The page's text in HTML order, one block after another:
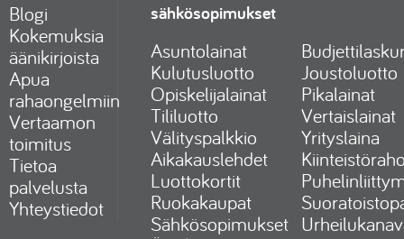
Blogi
Kokemuksia
äänikirjoista
Apua
rahaongelmiin
Vertaamon
toimitus
Tietoa
palvelusta
Yhteystiedot
sähkösopimukset
Asuntolainat
Kulutusluotto
Joustoluotto
Opiskelijalainat
Pikalainat
Tililuotto
Vertaislainat
Välityspalkkio
Yrityslaina
Aikakauslehdet
Luottokortit
Ruokakaupat
Sähkösopimukset